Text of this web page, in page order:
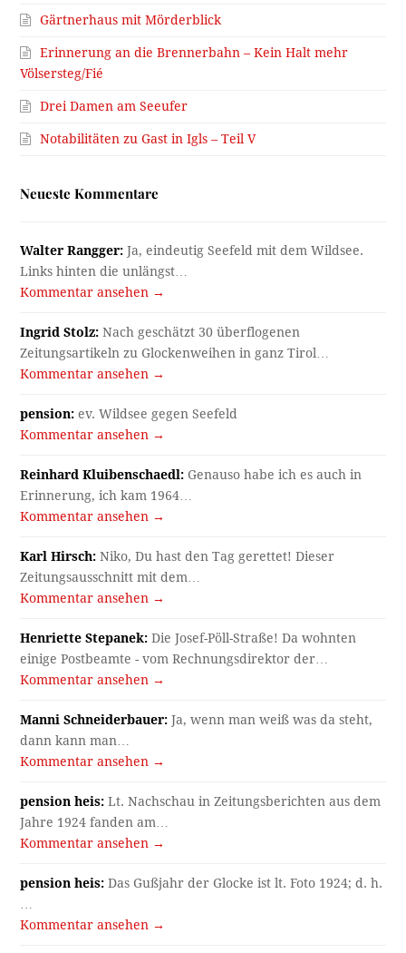
Gärtnerhaus mit Mörderblick
Erinnerung an die Brennerbahn – Kein Halt mehr
Völsersteg/Fié
Drei Damen am Seeufer
Notabilitäten zu Gast in Igls – Teil V
Neueste Kommentare
Walter Rangger: Ja, eindeutig Seefeld mit dem Wildsee.
Links hinten die unlängst…
Kommentar ansehen →
Ingrid Stolz: Nach geschätzt 30 überflogenen
Zeitungsartikeln zu Glockenweihen in ganz Tirol…
Kommentar ansehen →
pension: ev. Wildsee gegen Seefeld
Kommentar ansehen →
Reinhard Kluibenschaedl: Genauso habe ich es auch in
Erinnerung, ich kam 1964…
Kommentar ansehen →
Karl Hirsch: Niko, Du hast den Tag gerettet! Dieser
Zeitungsausschnitt mit dem…
Kommentar ansehen →
Henriette Stepanek: Die Josef-Pöll-Straße! Da wohnten
einige Postbeamte - vom Rechnungsdirektor der…
Kommentar ansehen →
Manni Schneiderbauer: Ja, wenn man weiß was da steht,
dann kann man…
Kommentar ansehen →
pension heis: Lt. Nachschau in Zeitungsberichten aus dem
Jahre 1924 fanden am…
Kommentar ansehen →
pension heis: Das Gußjahr der Glocke ist lt. Foto 1924; d. h.
Kommentar ansehen →